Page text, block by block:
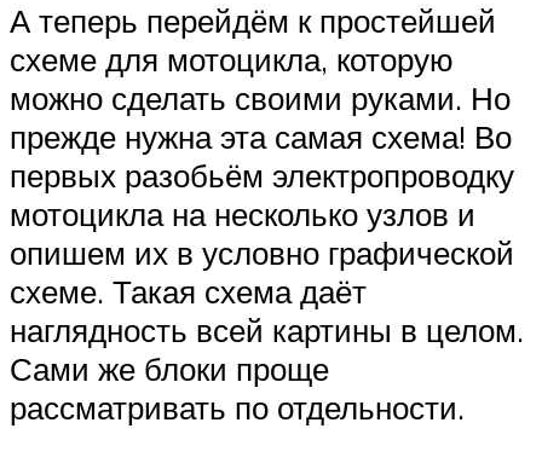
А теперь перейдём к простейшей
схеме для мотоцикла, которую
можно сделать своими руками. Но
прежде нужна эта самая схема! Во
первых разобьём электропроводку
мотоцикла на несколько узлов и
опишем их в условно графической
схеме. Такая схема даёт
наглядность всей картины в целом.
Сами же блоки проще
рассматривать по отдельности.